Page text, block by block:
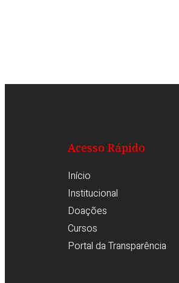
Acesso Rápido
Início
Institucional
Doações
Cursos
Portal da Transparência